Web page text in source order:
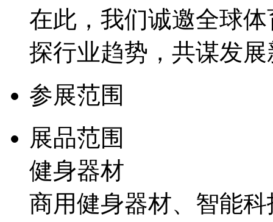
在此，我们诚邀全球
探行业趋势，共谋发
参展范围
展品范围
健身器材
商用健身器材、智能